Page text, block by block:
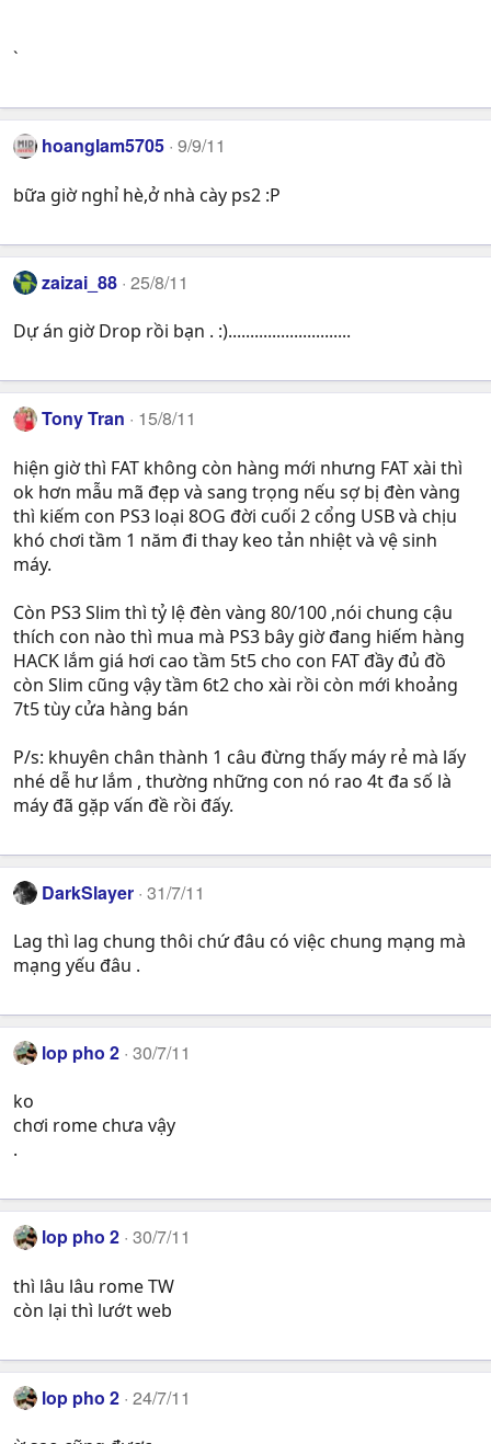
`
hoanglam5705 9/9/11
bữa giờ nghỉ hè,ở nhà cày ps2 :P
zaizai_88 25/8/11
Dự án giờ Drop rồi bạn . :)............................
Tony Tran 15/8/11
hiện giờ thì FAT không còn hàng mới nhưng FAT xài thì
ok hơn mẫu mã đẹp và sang trọng nếu sợ bị đèn vàng
thì kiếm con PS3 loại 8OG đời cuối 2 cổng USB và chịu
khó chơi tầm 1 năm đi thay keo tản nhiệt và vệ sinh
máy.
Còn PS3 Slim thì tỷ lệ đèn vàng 80/100 ,nói chung cậu
thích con nào thì mua mà PS3 bây giờ đang hiếm hàng
HACK lắm giá hơi cao tầm 5t5 cho con FAT đầy đủ đồ
còn Slim cũng vậy tầm 6t2 cho xài rồi còn mới khoảng
7t5 tùy cửa hàng bán
P/s: khuyên chân thành 1 câu đừng thấy máy rẻ mà lấy
nhé dễ hư lắm , thường những con nó rao 4t đa số là
máy đã gặp vấn đề rồi đấy.
DarkSlayer 31/7/11
Lag thì lag chung thôi chứ đâu có việc chung mạng mà
mạng yếu đâu .
lop pho 2 30/7/11
ko
chơi rome chưa vậy
.
lop pho 2 30/7/11
thì lâu lâu rome TW
còn lại thì lướt web
lop pho 2 24/7/11